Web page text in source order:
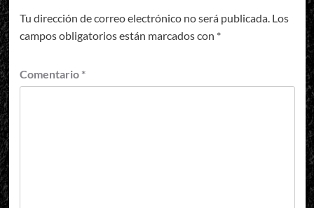
Tu dirección de correo electrónico no será publicada. Los
campos obligatorios están marcados con *
Comentario *